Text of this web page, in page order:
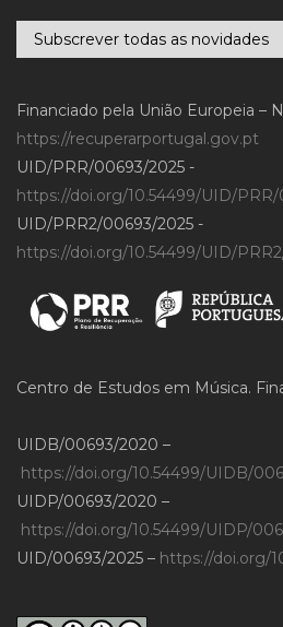
Subscrever todas as novidades
Financiado pela União Europeia –
https://recuperarportugal.gov.pt
UID/PRR/00693/2025 -
https://doi.org/10.54499/UID/
UID/PRR2/00693/2025 -
https://doi.org/10.54499/UID/
Centro de Estudos em Música.
UIDB/00693/2020 –
https://doi.org/10.54499/UIDB/
UIDP/00693/2020 –
https://doi.org/10.54499/UIDP/
UID/00693/2025 – https://doi.org/